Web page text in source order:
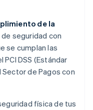
de la
seguridad con
se cumplan las
DSS (Estándar
de Pagos con
física de tus